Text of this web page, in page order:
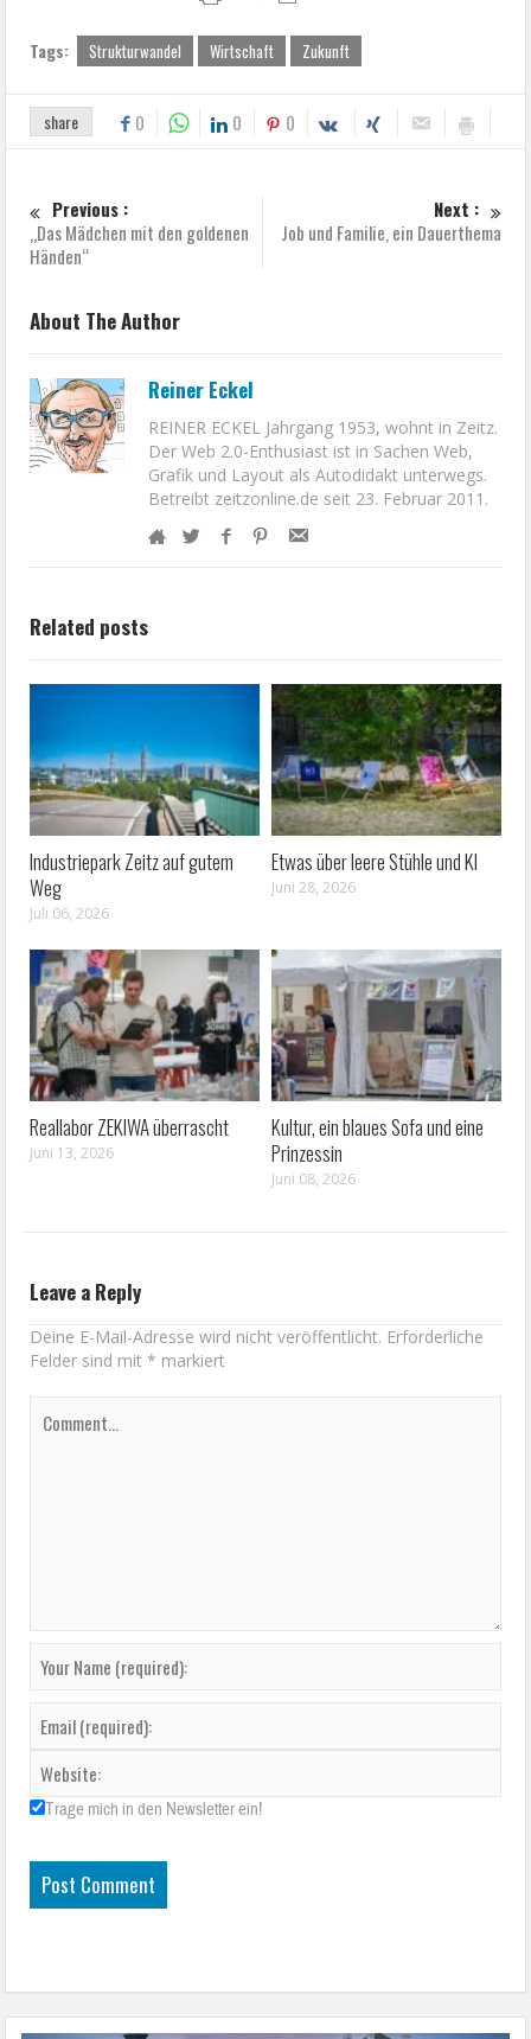
Tags: Strukturwandel Wirtschaft Zukunft
share 0 0 0
Previous :
„Das Mädchen mit den goldenen
Händen“
Next :
Job und Familie, ein Dauerthema
About The Author
Reiner Eckel
REINER ECKEL Jahrgang 1953, wohnt in Zeitz.
Der Web 2.0-Enthusiast ist in Sachen Web,
Grafik und Layout als Autodidakt unterwegs.
Betreibt zeitzonline.de seit 23. Februar 2011.
Related posts
Industriepark Zeitz auf gutem
Weg
Juli 06, 2026
Etwas über leere Stühle und KI
Juni 28, 2026
Reallabor ZEKIWA überrascht
Juni 13, 2026
Kultur, ein blaues Sofa und eine
Prinzessin
Juni 08, 2026
Leave a Reply
Deine E-Mail-Adresse wird nicht veröffentlicht. Erforderliche
Felder sind mit* markiert
Trage mich in den Newsletter ein!